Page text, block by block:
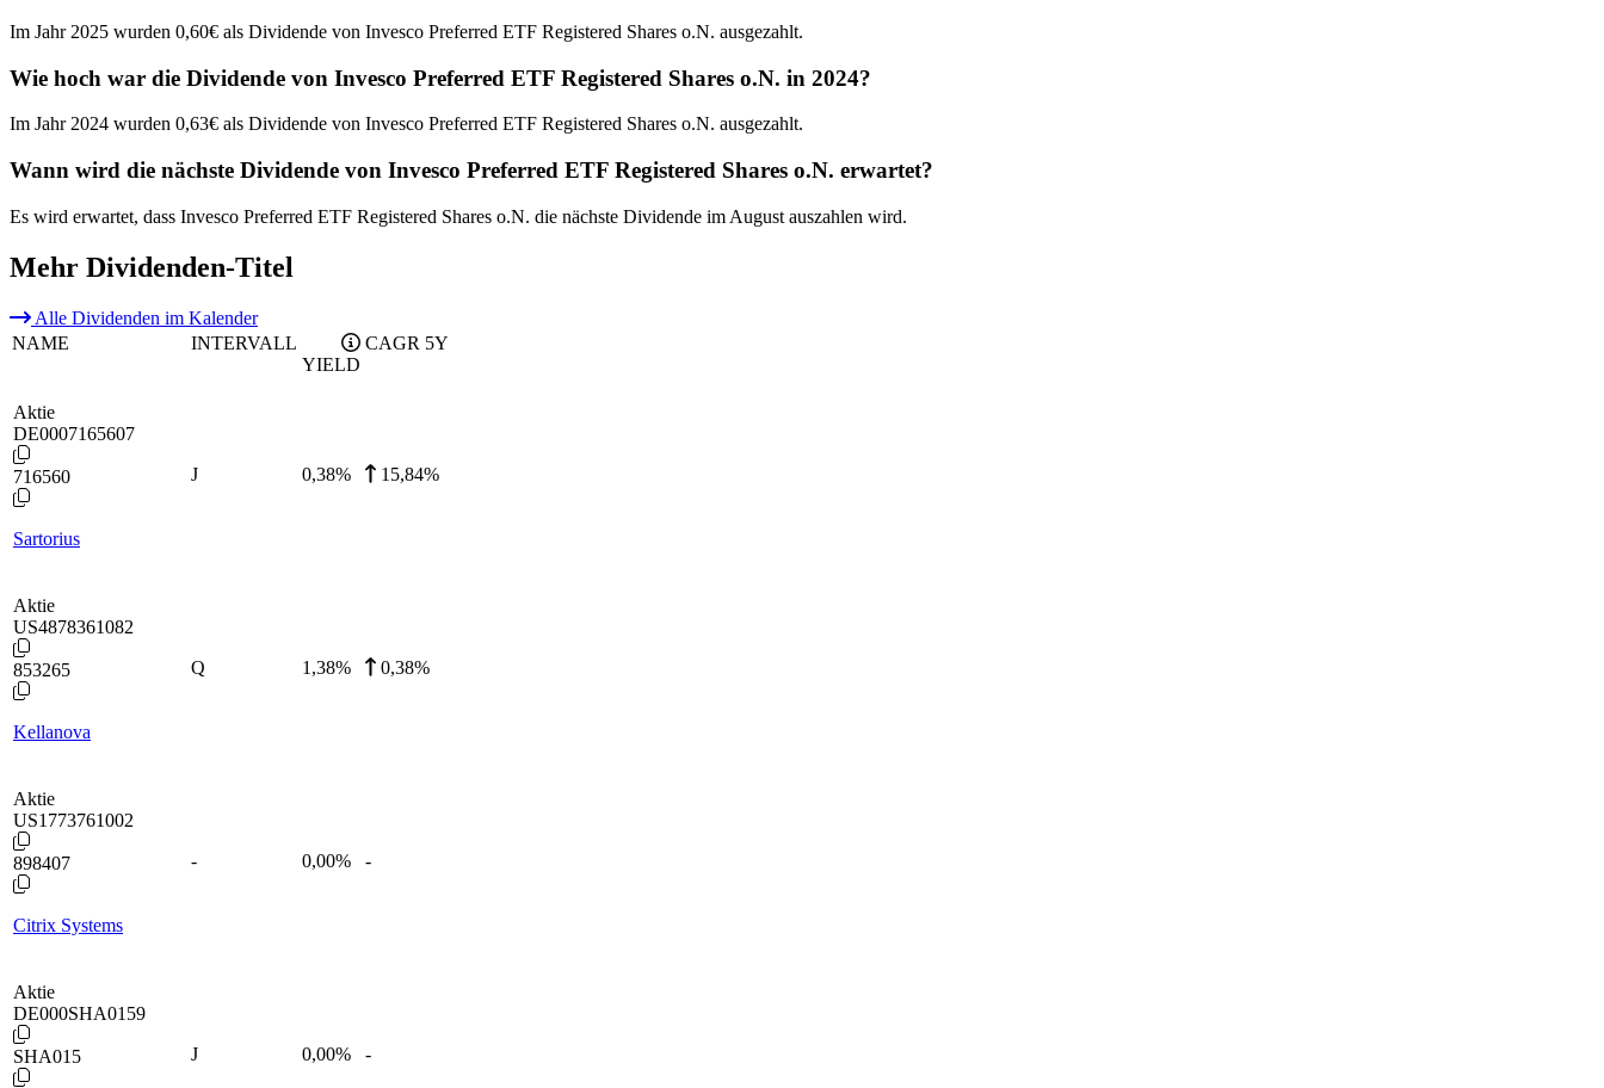
Im Jahr 2025 wurden 0,60€ als Dividende von Invesco Preferred ETF Registered Shares o.N. ausgezahlt.
Wie hoch war die Dividende von Invesco Preferred ETF Registered Shares o.N. in 2024?
Im Jahr 2024 wurden 0,63€ als Dividende von Invesco Preferred ETF Registered Shares o.N. ausgezahlt.
Wann wird die nächste Dividende von Invesco Preferred ETF Registered Shares o.N. erwartet?
Es wird erwartet, dass Invesco Preferred ETF Registered Shares o.N. die nächste Dividende im August auszahlen wird.
Mehr Dividenden-Titel
Alle Dividenden im Kalender
NAME
INTERVALL
YIELD
CAGR 5Y
Aktie
DE0007165607
716560
Sartorius
J 0,38% 15,84%
Aktie
US4878361082
853265
Kellanova
Q 1,38% 0,38%
Aktie
US1773761002
898407
Citrix Systems
- 0,00% -
Aktie
DE000SHA0159
SHA015 J 0,00% -